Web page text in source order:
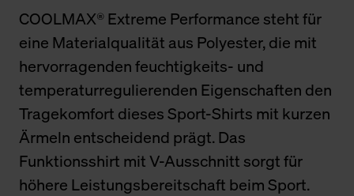
COOLMAX® Extreme Performance steht für
eine Materialqualität aus Polyester, die mit
hervorragenden feuchtigkeits- und
temperaturregulierenden Eigenschaften den
Tragekomfort dieses Sport-Shirts mit kurzen
Ärmeln entscheidend prägt. Das
Funktionsshirt mit V-Ausschnitt sorgt für
höhere Leistungsbereitschaft beim Sport.